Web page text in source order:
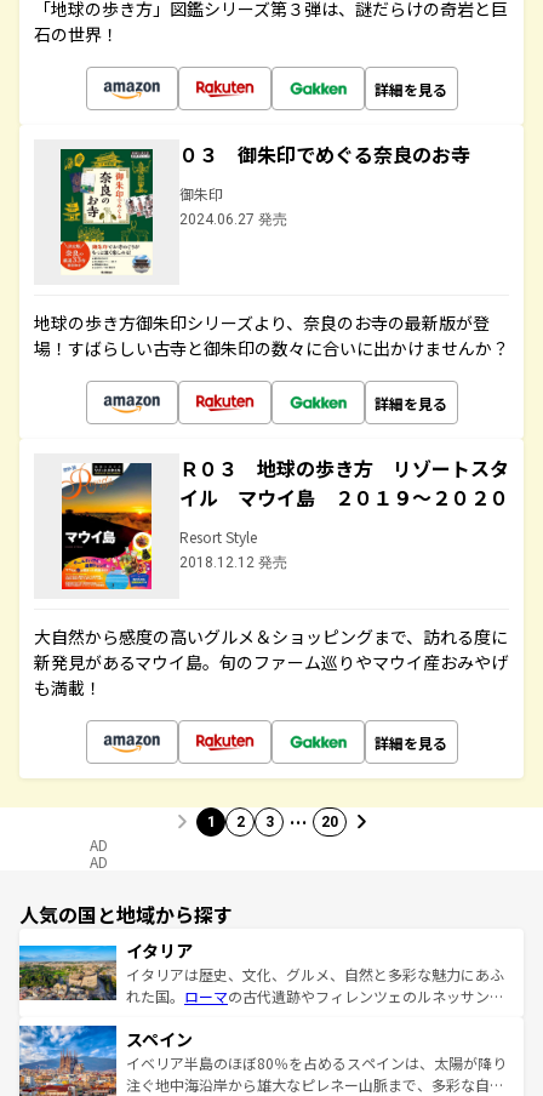
「地球の歩き方」図鑑シリーズ第３弾は、謎だらけの奇岩と巨
石の世界！
詳細を見る
０３ 御朱印でめぐる奈良のお寺
御朱印
2024.06.27 発売
地球の歩き方御朱印シリーズより、奈良のお寺の最新版が登
場！すばらしい古寺と御朱印の数々に合いに出かけませんか？
詳細を見る
Ｒ０３ 地球の歩き方 リゾートスタ
イル マウイ島 ２０１９～２０２０
Resort Style
2018.12.12 発売
大自然から感度の高いグルメ＆ショッピングまで、訪れる度に
新発見があるマウイ島。旬のファーム巡りやマウイ産おみやげ
も満載！
詳細を見る
1 2 3 … 20
AD
AD
人気の国と地域から探す
イタリア
イタリアは歴史、文化、グルメ、自然と多彩な魅力にあふ
れた国。 ローマの古代遺跡やフィレンツェのルネッサンス
ろん、トスカーナの美しい田園風景やアマルフィ海岸の絶
景など、自然景観も見逃せない。観光の合間には、本場の
ピザやパスタなど、絶品のイタリア料理を堪能することも
スペイン
イベリア半島のほぼ80％を占めるスペインは、太陽が降り
注ぐ地中海沿岸から雄大なピレネー山脈まで、多彩な自然